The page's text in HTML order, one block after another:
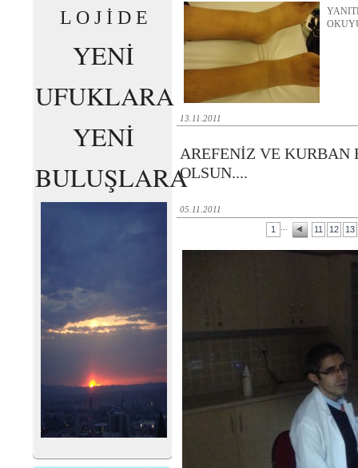
L O J İ D E
YENİ
UFUKLARA
YENİ
BULUŞLARA
13.11.2011
AREFENİZ VE
OLSUN....
05.11.2011
1 11 12 13